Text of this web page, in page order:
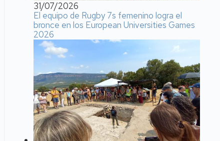
31/07/2026
El equipo de Rugby 7s femenino logra el
bronce en los European Universities Games
2026